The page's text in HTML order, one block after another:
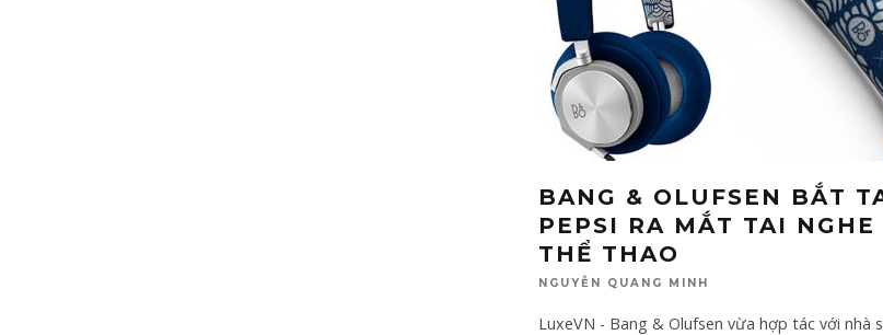
BANG & OLUFSEN BẮT
PEPSI RA MẮT TAI NGHE
THỂ THAO
NGUYỄN QUANG MINH
LuxeVN - Bang & Olufsen vừa hợp tác với nhà